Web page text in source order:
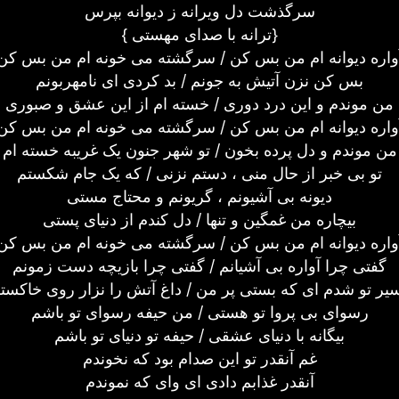
سرگذشت دل ویرانه ز دیوانه بپرس
{ ترانه با صدای مهستی}
دیوانه ام من بس کن / سرگشته می خونه ام من بس
بس کن نزن آتیش به جونم / بد کردی ای نامهربونم
من موندم و این درد دوری / خسته ام از این عشق و صبوری
دیوانه ام من بس کن / سرگشته می خونه ام من بس
من موندم و دل پرده بخون / تو شهر جنون یک غریبه خسته ام
تو بی خبر از حال منی ، دستم نزنی / که یک جام شکستم
دیونه بی آشیونم ، گریونم و محتاج مستی
بیچاره من غمگین و تنها / دل کندم از دنیای پستی
دیوانه ام من بس کن / سرگشته می خونه ام من بس
گفتی چرا آواره بی آشیانم / گفتی چرا بازیچه دست زمونم
تو شدم ای که بستی پر من / داغ آتش را نزار روی
رسوای بی پروا تو هستی / من حیفه رسوای تو باشم
بیگانه با دنیای عشقی / حیفه تو دنیای تو باشم
غم آنقدر تو این صدام بود که نخوندم
آنقدر غذابم دادی ای وای که نموندم